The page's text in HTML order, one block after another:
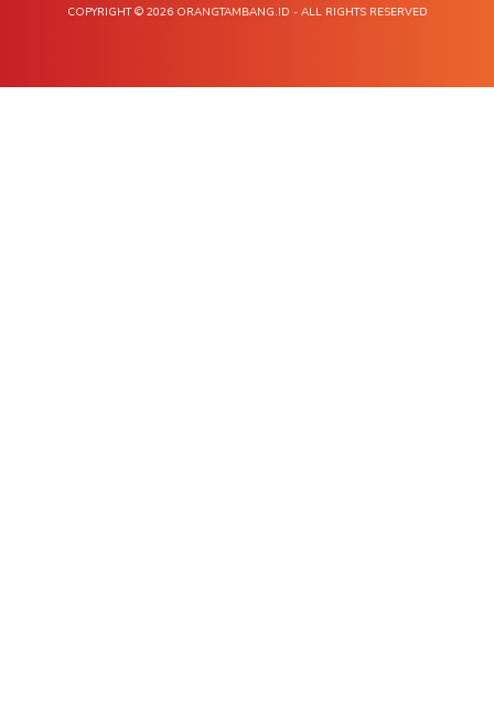
COPYRIGHT © 2026 ORANGTAMBANG.ID - ALL RIGHTS RESERVED